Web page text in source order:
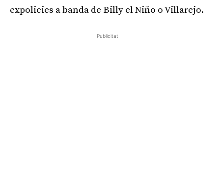
expolicies a banda de Billy el Niño o Villarejo.
Publicitat